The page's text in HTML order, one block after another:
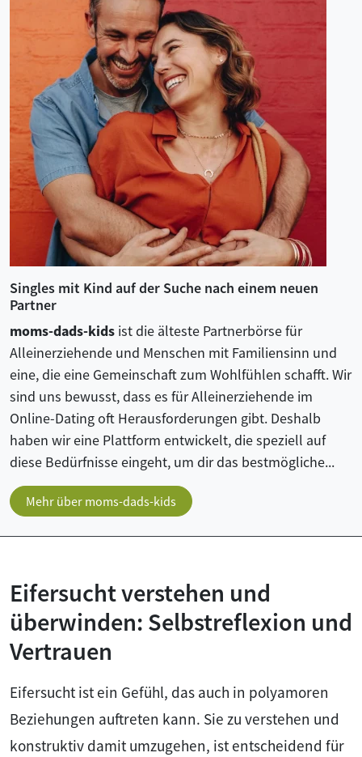
Singles mit Kind auf der Suche nach einem neuen
Partner
moms-dads-kids ist die älteste Partnerbörse für
Alleinerziehende und Menschen mit Familiensinn und
eine, die eine Gemeinschaft zum Wohlfühlen schafft. Wir
sind uns bewusst, dass es für Alleinerziehende im
Online-Dating oft Herausforderungen gibt. Deshalb
haben wir eine Plattform entwickelt, die speziell auf
diese Bedürfnisse eingeht, um dir das bestmögliche...
Mehr über moms-dads-kids
Eifersucht verstehen und
überwinden: Selbstreflexion und
Vertrauen
Eifersucht ist ein Gefühl, das auch in polyamoren
Beziehungen auftreten kann. Sie zu verstehen und
konstruktiv damit umzugehen, ist entscheidend für